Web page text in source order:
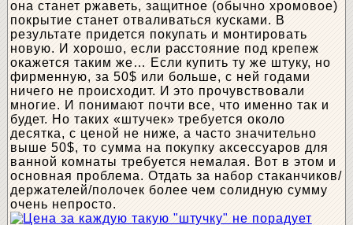
она станет ржаветь, защитное (обычно хромовое)
покрытие станет отваливаться кусками. В
результате придется покупать и монтировать
новую. И хорошо, если расстояние под крепеж
окажется таким же… Если купить ту же штуку, но
фирменную, за 50$ или больше, с ней годами
ничего не происходит. И это прочувствовали
многие. И понимают почти все, что именно так и
будет. Но таких «штучек» требуется около
десятка, с ценой не ниже, а часто значительно
выше 50$, то сумма на покупку аксессуаров для
ванной комнаты требуется немалая. Вот в этом и
основная проблема. Отдать за набор стаканчиков/
держателей/полочек более чем солидную сумму
очень непросто.